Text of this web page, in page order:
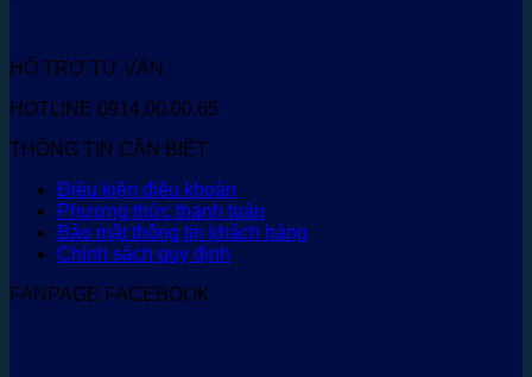
HỖ TRỢ TƯ VẤN
HOTLINE 0914.00.00.65
THÔNG TIN CẦN BIẾT
Điều kiện điều khoản
Phương thức thanh toán
Bảo mật thông tin khách hàng
Chính sách quy định
FANPAGE FACEBOOK